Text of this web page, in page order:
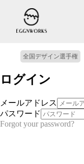
全国デザイン選手権
ログイン
メールアドレス
パスワード
Forgot your password?